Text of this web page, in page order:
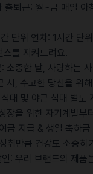
퇴근: 월~금 매일 아
단위 연차: 1시간 단
스를 지켜드려요.
소중한 날, 사랑하는
시, 수고한 당신을 위
대 및 야근 식대 별도
장을 위한 자기계발부
금 지급 & 생일 축하금
취만큼 건강도 소중하
: 우리 브랜드의 제품